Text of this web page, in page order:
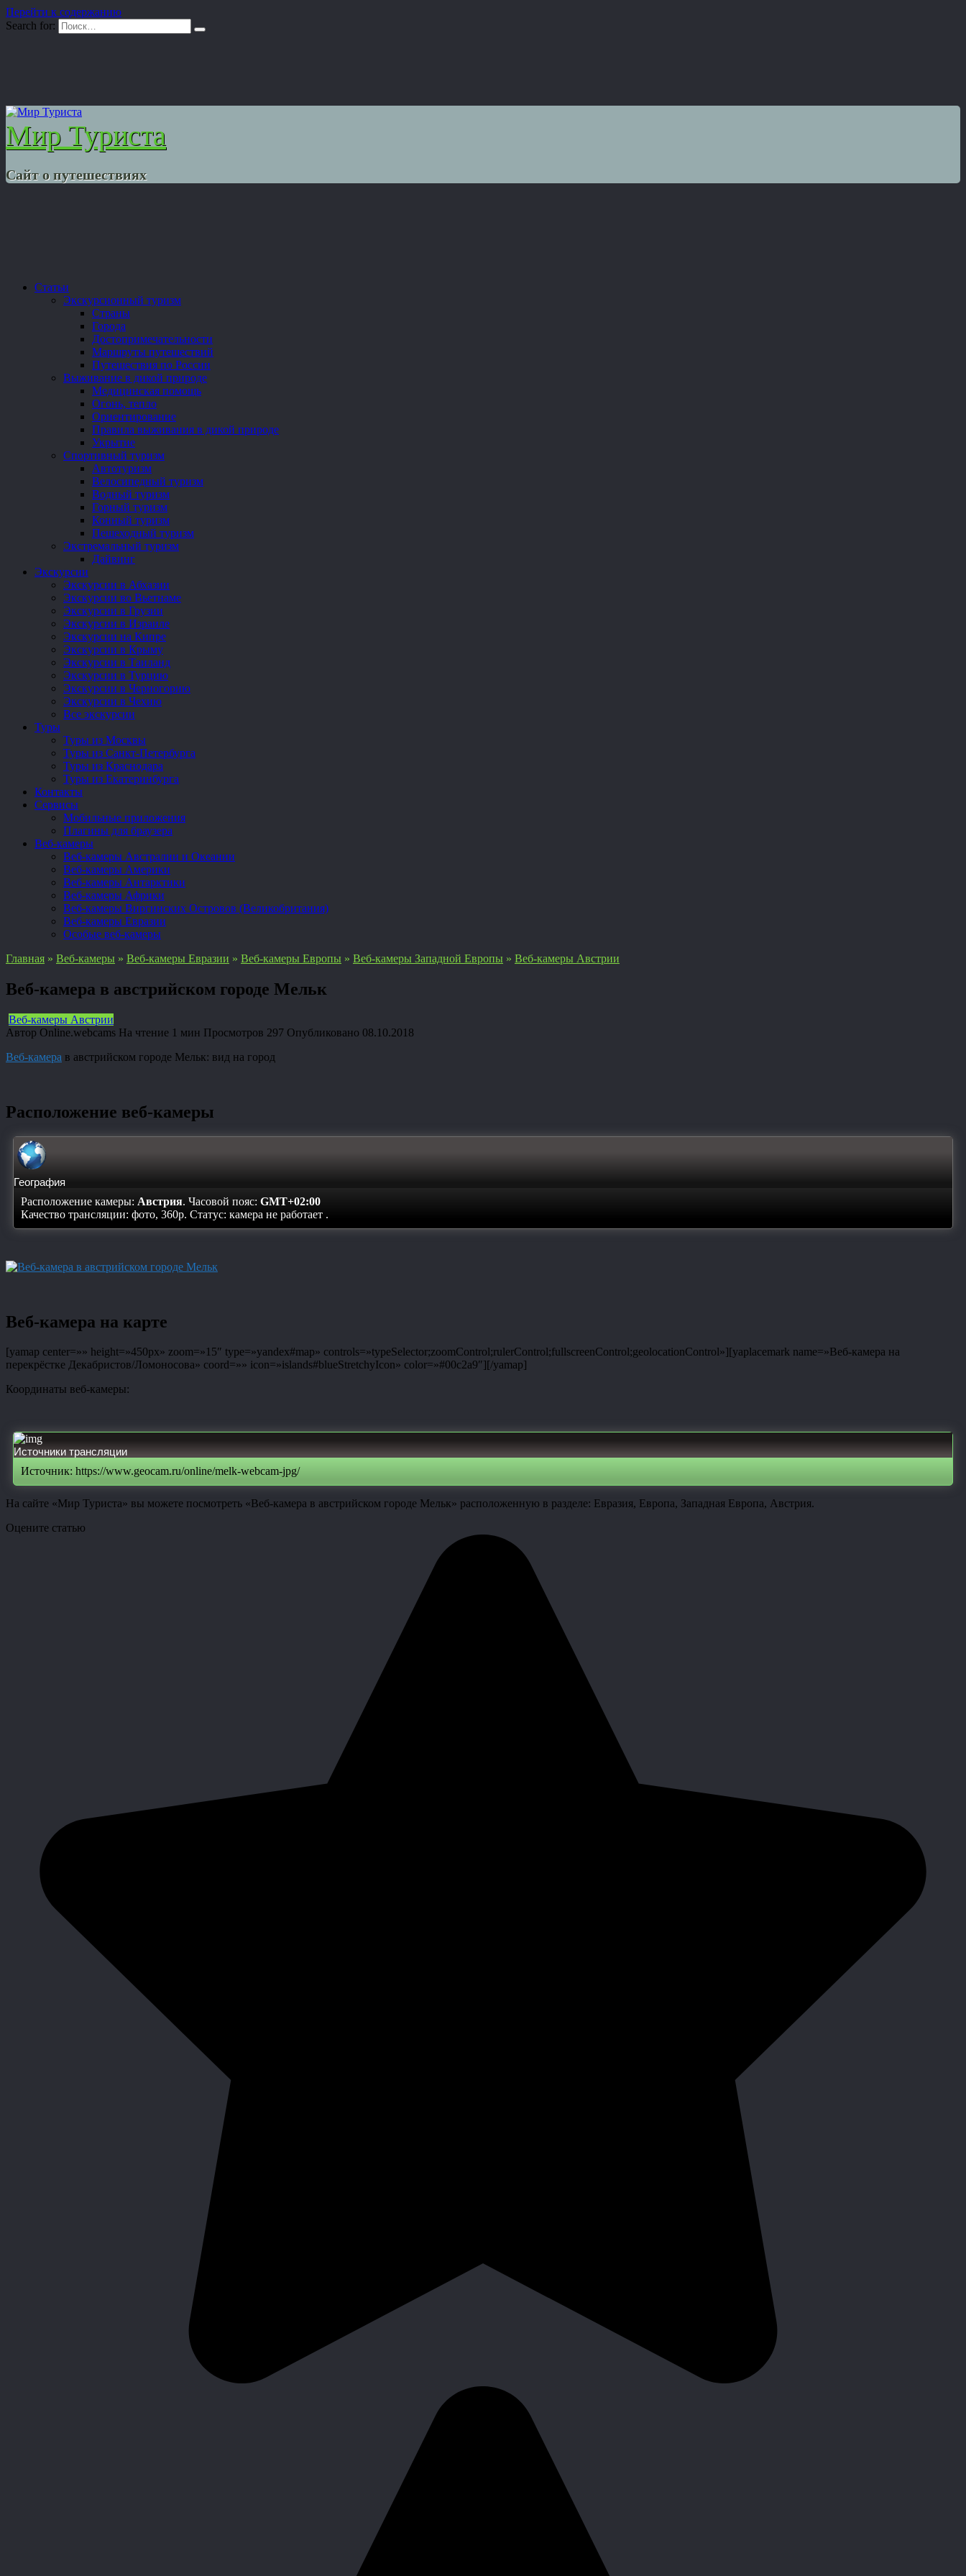
Перейти к содержанию
Search for:
Мир Туриста
Сайт о путешествиях
Статьи
Экскурсионный туризм
Страны
Города
Достопримечательности
Маршруты путешествий
Путешествия по России
Выживание в дикой природе
Медицинская помощь
Огонь, тепло
Ориентирование
Правила выживания в дикой природе
Укрытие
Спортивный туризм
Автотуризм
Велосипедный туризм
Водный туризм
Горный туризм
Конный туризм
Пешеходный туризм
Экстремальный туризм
Дайвинг
Экскурсии
Экскурсии в Абхазии
Экскурсии во Вьетнаме
Экскурсии в Грузии
Экскурсии в Израиле
Экскурсии на Кипре
Экскурсии в Крыму
Экскурсии в Таиланд
Экскурсии в Турцию
Экскурсии в Черногорию
Экскурсии в Чехию
Все экскурсии
Туры
Туры из Москвы
Туры из Санкт-Петербурга
Туры из Краснодара
Туры из Екатеринбурга
Контакты
Сервисы
Мобильные приложения
Плагины для браузера
Веб-камеры
Веб-камеры Австралии и Океании
Веб-камеры Америки
Веб-камеры Антарктики
Веб-камеры Африки
Веб-камеры Виргинских Островов (Великобритания)
Веб-камеры Евразии
Особые веб-камеры
Главная » Веб-камеры » Веб-камеры Евразии » Веб-камеры Европы » Веб-камеры Западной Европы » Веб-камеры Австрии
Веб-камера в австрийском городе Мельк
Веб-камеры Австрии
Автор Online.webcams На чтение 1 мин Просмотров 297 Опубликовано 08.10.2018
Веб-камера в австрийском городе Мельк: вид на город
Расположение веб-камеры
География
Расположение камеры: Австрия. Часовой пояс: GMT+02:00
Качество трансляции: фото, 360p. Статус: камера не работает .
Веб-камера на карте
[yamap center=»» height=»450px» zoom=»15″ type=»yandex#map» controls=»typeSelector;zoomControl;rulerControl;fullscreenControl;geolocationControl»][yaplacemark name=»Веб-камера на
перекрёстке Декабристов/Ломоносова» coord=»» icon=»islands#blueStretchyIcon» color=»#00c2a9″][/yamap]
Координаты веб-камеры:
Источники трансляции
Источник: https://www.geocam.ru/online/melk-webcam-jpg/
На сайте «Мир Туриста» вы можете посмотреть «Веб-камера в австрийском городе Мельк» расположенную в разделе: Евразия, Европа, Западная Европа, Австрия.
Оцените статью